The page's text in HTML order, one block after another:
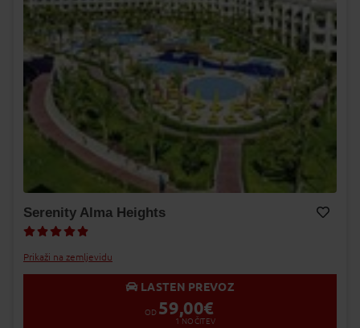
Serenity Alma Heights
Prikaži na zemljevidu
LASTEN PREVOZ
OD 59,00€
1 NOČITEV